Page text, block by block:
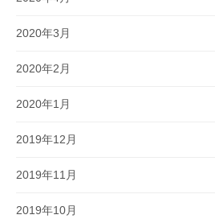
2020年3月
2020年2月
2020年1月
2019年12月
2019年11月
2019年10月